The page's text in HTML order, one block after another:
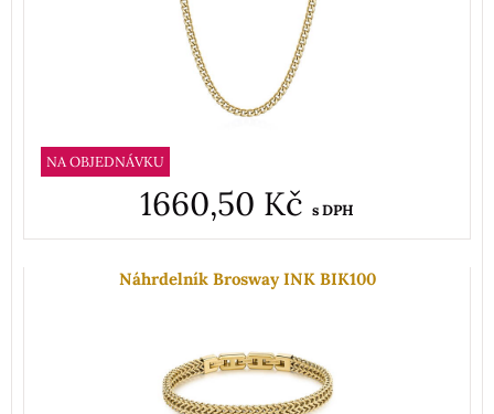
NA OBJEDNÁVKU
1660,50 Kč s DPH
Náhrdelník Brosway INK BIK100